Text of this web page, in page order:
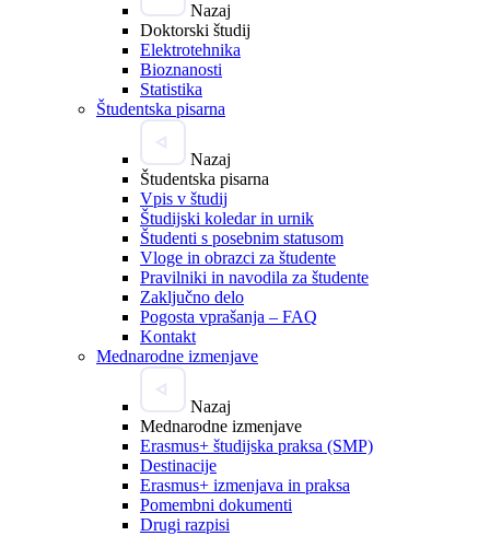
Nazaj
Doktorski študij
Elektrotehnika
Bioznanosti
Statistika
Študentska pisarna
Nazaj
Študentska pisarna
Vpis v študij
Študijski koledar in urnik
Študenti s posebnim statusom
Vloge in obrazci za študente
Pravilniki in navodila za študente
Zaključno delo
Pogosta vprašanja – FAQ
Kontakt
Mednarodne izmenjave
Nazaj
Mednarodne izmenjave
Erasmus+ študijska praksa (SMP)
Destinacije
Erasmus+ izmenjava in praksa
Pomembni dokumenti
Drugi razpisi